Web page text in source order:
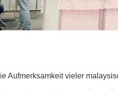
Aufmerksamkeit vieler